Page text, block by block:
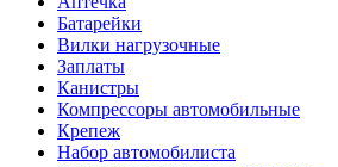
Батарейки
Вилки нагрузочные
Заплаты
Канистры
Компрессоры автомобильные
Крепеж
Набор автомобилиста